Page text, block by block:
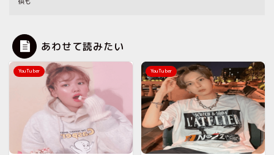
あわせて読みたい
YouTuber YouTuber